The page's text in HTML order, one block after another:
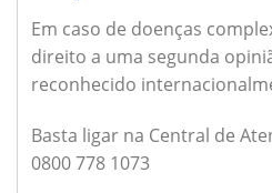
Em caso de doenças
direito a uma segunda
reconhecido
Basta ligar na Central de
0800 778 1073